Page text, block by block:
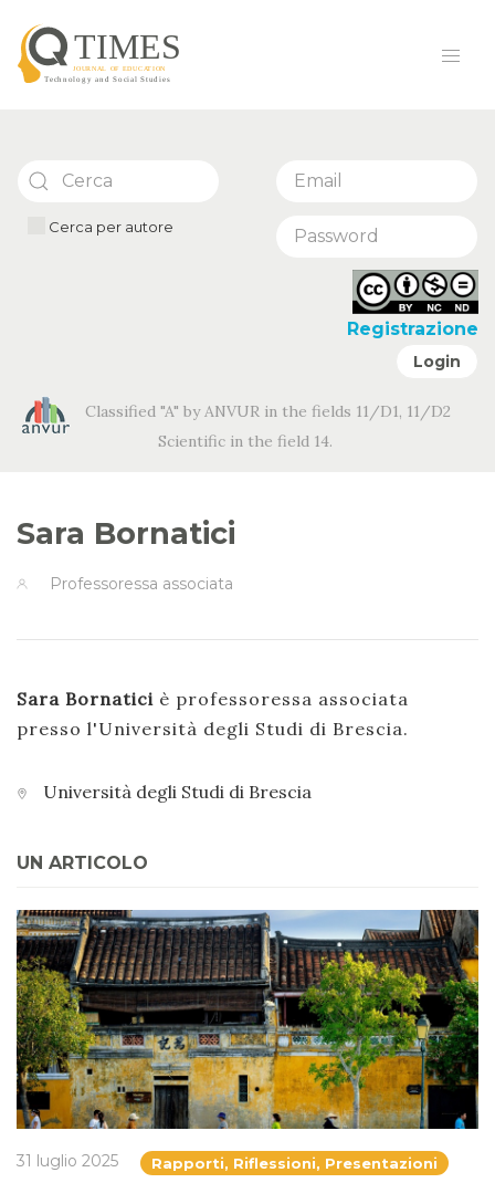
Cerca per autore
Registrazione
Login
Classified "A" by ANVUR in the fields 11/D1, 11/D2
Scientific in the field 14.
Sara Bornatici
Professoressa associata
Sara Bornatici è professoressa associata
presso l'Università degli Studi di Brescia.
Università degli Studi di Brescia
UN ARTICOLO
31 luglio 2025 Rapporti, Riflessioni, Presentazioni